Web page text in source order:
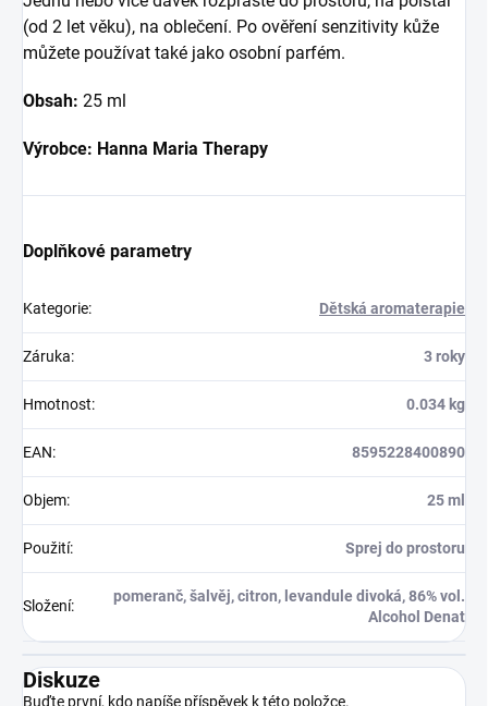
(od 2 let věku), na oblečení. Po ověření senzitivity kůže
můžete používat také jako osobní parfém.
Obsah: 25 ml
Výrobce: Hanna Maria Therapy
Doplňkové parametry
Kategorie: Dětská aromaterapie
Záruka: 3 roky
Hmotnost: 0.034 kg
EAN: 8595228400890
Objem: 25 ml
Použití: Sprej do prostoru
Složení:
pomeranč, šalvěj, citron, levandule divoká, 86% vol.
Alcohol Denat
Diskuze
Buďte první, kdo napíše příspěvek k této položce.